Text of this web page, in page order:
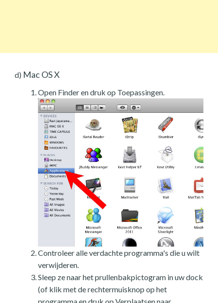
d) Mac OS X
Open Finder en druk op Toepassingen.
Controleer alle verdachte programma's die u wilt
verwijderen.
Sleep ze naar het prullenbakpictogram in uw dock
(of klik met de rechtermuisknop op het